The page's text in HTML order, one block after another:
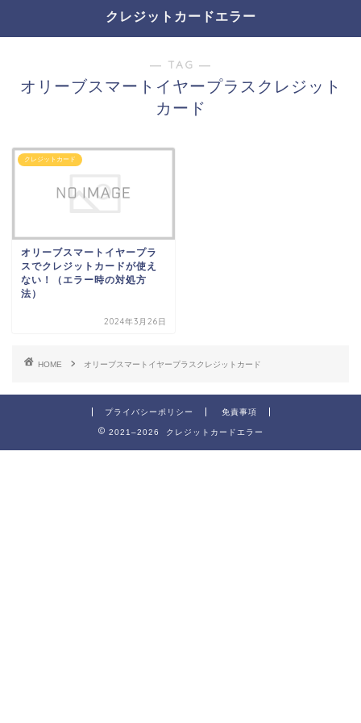
クレジットカードエラー
― TAG ―
オリーブスマートイヤープラスクレジット
カード
クレジットカード
オリーブスマートイヤープラ
スでクレジットカードが使え
ない！（エラー時の対処方
法）
2024年3月26日
HOME オリーブスマートイヤープラスクレジットカード
プライバシーポリシー 免責事項
2021–2026 クレジットカードエラー